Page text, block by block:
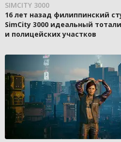
SIMCITY 3000
16 лет назад филиппинский
SimCity 3000 идеальный
и полицейских участков